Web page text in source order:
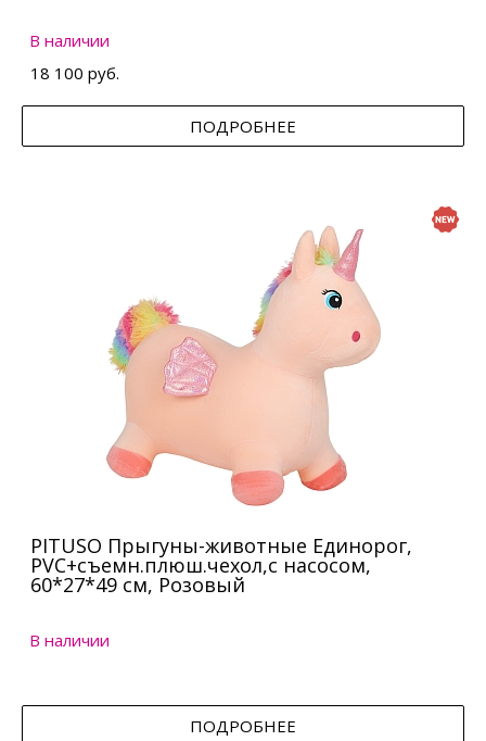
В наличии
18 100 руб.
ПОДРОБНЕЕ
PITUSO Прыгуны-животные Единорог,
PVC+съемн.плюш.чехол,с насосом,
60*27*49 см, Розовый
В наличии
ПОДРОБНЕЕ